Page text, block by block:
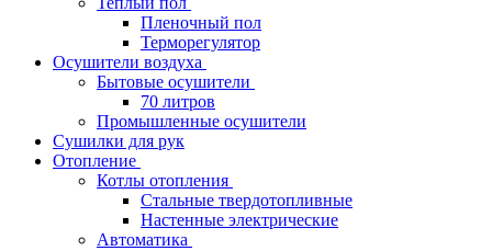
Пленочный пол
Терморегулятор
Осушители воздуха
Бытовые осушители
70 литров
Промышленные осушители
Сушилки для рук
Отопление
Котлы отопления
Стальные твердотопливные
Настенные электрические
Автоматика